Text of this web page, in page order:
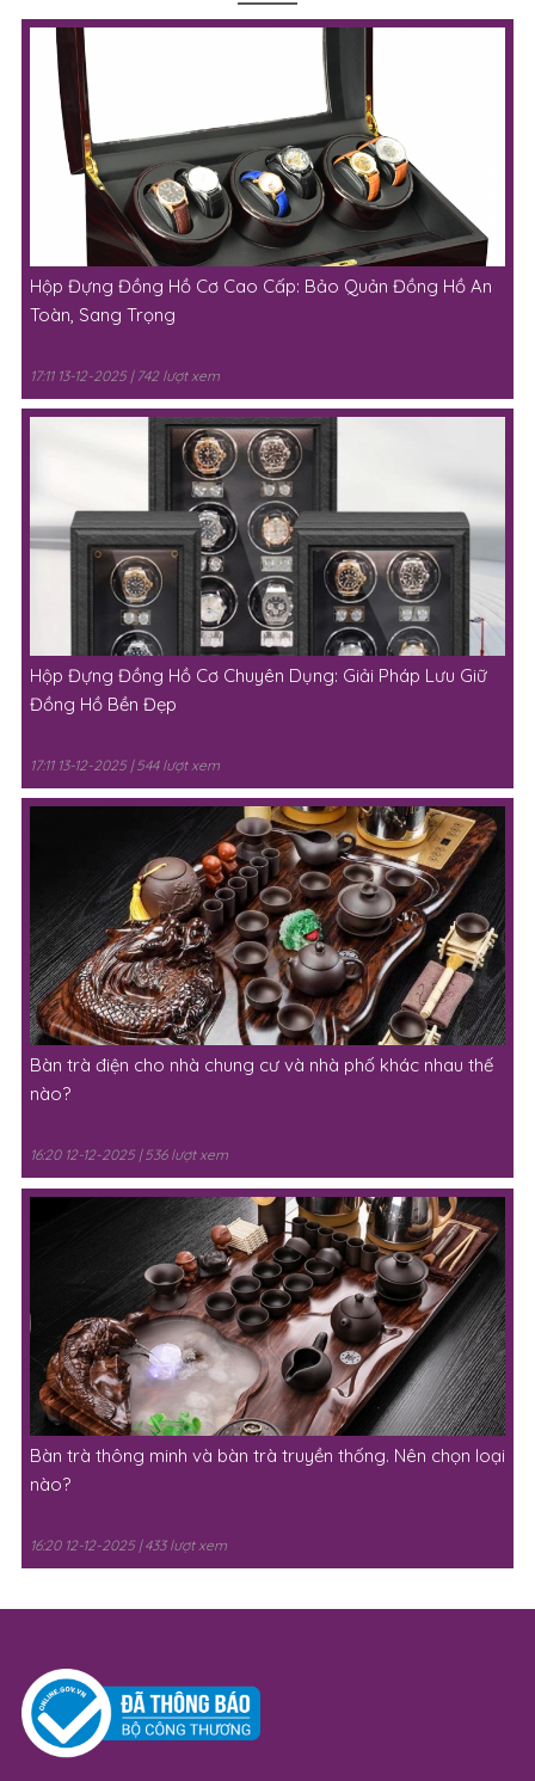
Hộp Đựng Đồng Hồ Cơ Cao Cấp: Bảo Quản Đồng Hồ An
Toàn, Sang Trọng
17:11 13-12-2025 | 742 lượt xem
Hộp Đựng Đồng Hồ Cơ Chuyên Dụng: Giải Pháp Lưu Giữ
Đồng Hồ Bền Đẹp
17:11 13-12-2025 | 544 lượt xem
Bàn trà điện cho nhà chung cư và nhà phố khác nhau thế
nào?
16:20 12-12-2025 | 536 lượt xem
Bàn trà thông minh và bàn trà truyền thống. Nên chọn loại
nào?
16:20 12-12-2025 | 433 lượt xem